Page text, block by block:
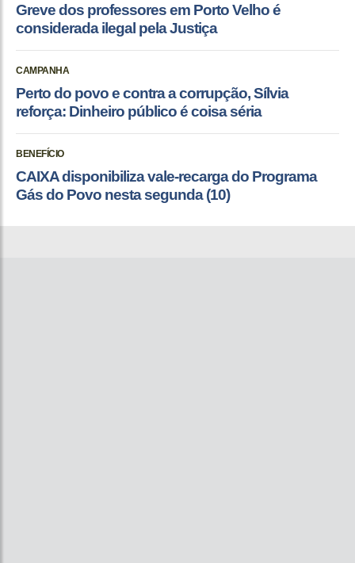
Greve dos professores em Porto Velho é
considerada ilegal pela Justiça
CAMPANHA
Perto do povo e contra a corrupção, Sílvia
reforça: Dinheiro público é coisa séria
BENEFÍCIO
CAIXA disponibiliza vale-recarga do Programa
Gás do Povo nesta segunda (10)